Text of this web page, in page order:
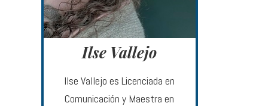
Ilse Vallejo
Ilse Vallejo es Licenciada en
Comunicación y Maestra en